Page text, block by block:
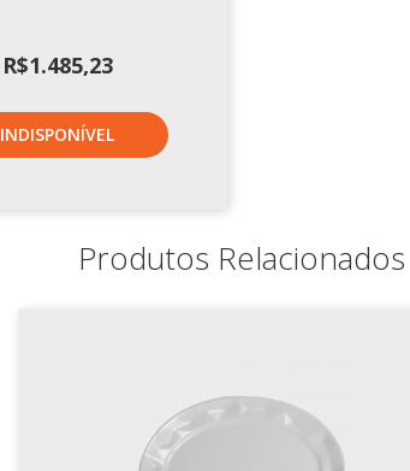
R$1.485,23
INDISPONÍVEL
Produtos Relacionados